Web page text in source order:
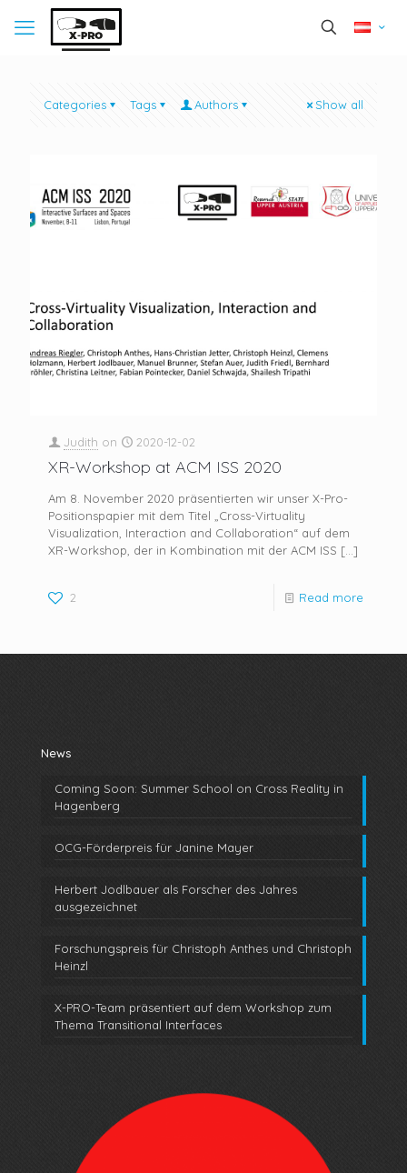
Categories Tags Authors Show all
Judith on 2020-12-02
XR-Workshop at ACM ISS 2020
Am 8. November 2020 präsentierten wir unser X-Pro-
Positionspapier mit dem Titel „Cross-Virtuality
Visualization, Interaction and Collaboration“ auf dem
XR-Workshop, der in Kombination mit der ACM ISS […]
2 Read more
News
Coming Soon: Summer School on Cross Reality in
Hagenberg
OCG-Förderpreis für Janine Mayer
Herbert Jodlbauer als Forscher des Jahres
ausgezeichnet
Forschungspreis für Christoph Anthes und Christoph
Heinzl
X-PRO-Team präsentiert auf dem Workshop zum
Thema Transitional Interfaces